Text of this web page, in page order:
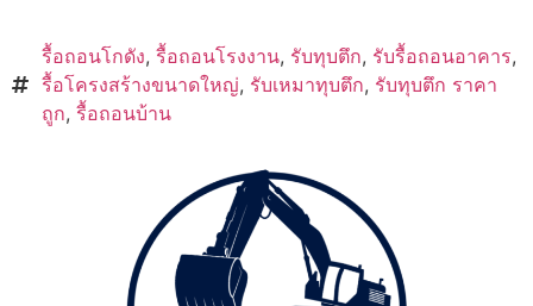
รื้อถอนโกดัง, รื้อถอนโรงงาน, รับทุบตึก, รับรื้อถอนอาคาร,
รื้อโครงสร้างขนาดใหญ่, รับเหมาทุบตึก, รับทุบตึก ราคา
ถูก, รื้อถอนบ้าน